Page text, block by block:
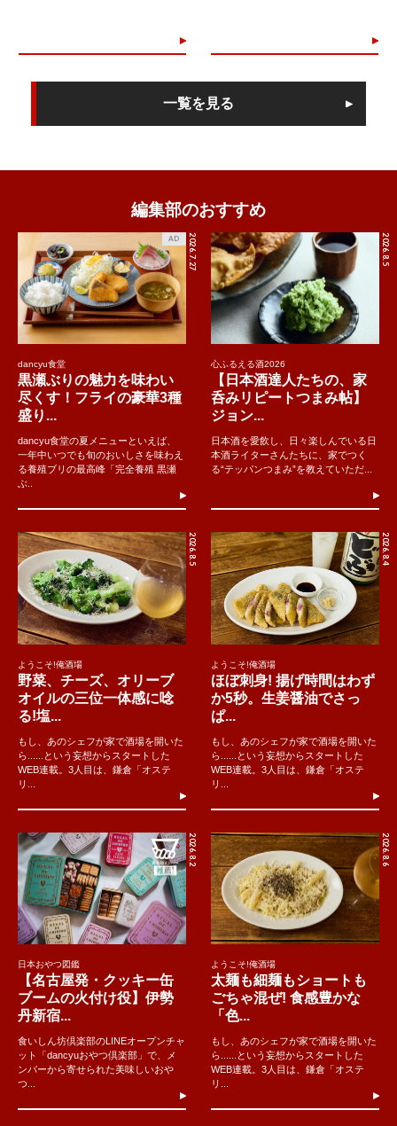
一覧を見る
編集部のおすすめ
2026.7.27
AD
dancyu食堂
黒瀬ぶりの魅力を味わい
尽くす！フライの豪華3種
盛り...
dancyu食堂の夏メニューといえば、
一年中いつでも旬のおいしさを味わえ
る養殖ブリの最高峰「完全養殖 黒瀬
ぶ..
2026.8.5
心ふるえる酒2026
【日本酒達人たちの、家
呑みリピートつまみ帖】
ジョン...
日本酒を愛飲し、日々楽しんでいる日
本酒ライターさんたちに、家でつく
る“テッパンつまみ”を教えていただ...
2026.8.5
ようこそ!俺酒場
野菜、チーズ、オリーブ
オイルの三位一体感に唸
る!塩...
もし、あのシェフが家で酒場を開いた
ら......という妄想からスタートした
WEB連載。3人目は、鎌倉「オステ
リ...
2026.8.4
ようこそ!俺酒場
ほぼ刺身! 揚げ時間はわず
か5秒。生姜醤油でさっ
ぱ...
もし、あのシェフが家で酒場を開いた
ら......という妄想からスタートした
WEB連載。3人目は、鎌倉「オステ
リ...
2026.8.2
日本おやつ図鑑
【名古屋発・クッキー缶
ブームの火付け役】伊勢
丹新宿...
食いしん坊倶楽部のLINEオープンチャ
ット「dancyuおやつ倶楽部」で、メ
ンバーから寄せられた美味しいおや
つ...
2026.8.6
ようこそ!俺酒場
太麺も細麺もショートも
ごちゃ混ぜ! 食感豊かな
「色...
もし、あのシェフが家で酒場を開いた
ら......という妄想からスタートした
WEB連載。3人目は、鎌倉「オステ
リ...